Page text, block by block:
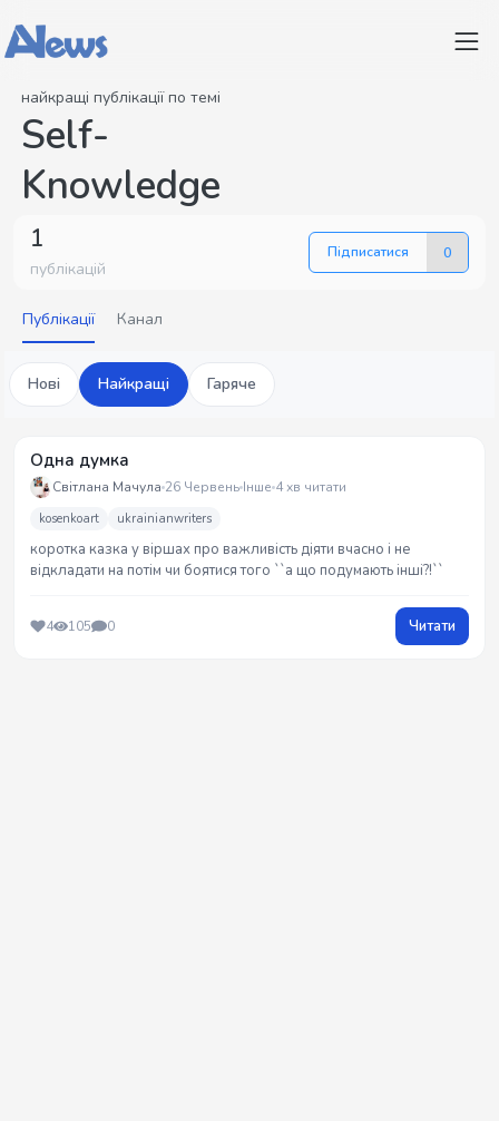
найкращі публікації по темі
Self-
Knowledge
1
публікацій
Підписатися 0
Публікації Канал
Нові Найкращі Гаряче
Одна думка
Світлана Мачула 26 Червень Інше 4 хв читати
kosenkoart ukrainianwriters
коротка казка у віршах про важливість діяти вчасно і не
відкладати на потім чи боятися того ``а що подумають інші?!``
4 105 0 Читати